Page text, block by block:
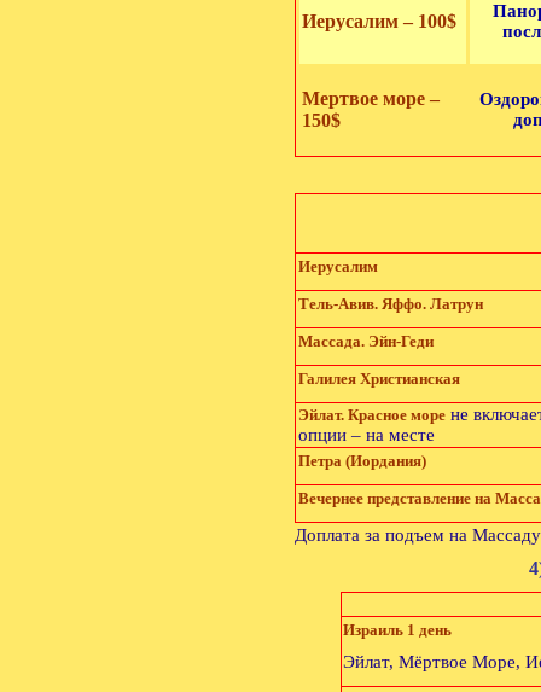
Иерусалим – 100$
Мертвое море –
150$
Иерусалим
Тель-Авив. Яффо. Латрун
Массада. Эйн-Геди
Галилея Христианская
Эйлат. Красное море не
опции – на месте
Петра (Иордания)
Вечернее представление на
Доплата за подъем на
Израиль 1 день
Эйлат, Мёртвое Море,